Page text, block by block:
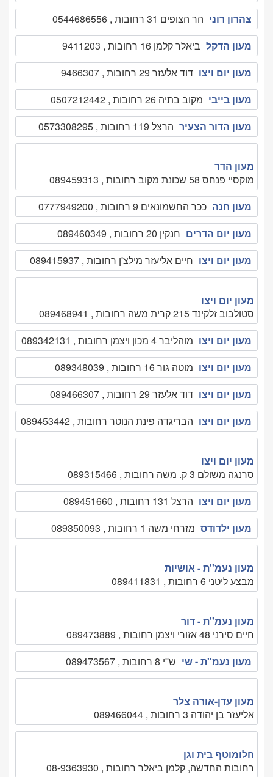
צהרון רוני הר הצופים 31 רחובות , 0544686556
מעון הדקל ביאלר קלמן 16 רחובות , 9411203
מעון יום ויצו דוד אלעזר 29 רחובות , 9466307
מעון בייבי מקוב בתיה 26 רחובות , 0507212442
מעון הדור הצעיר הרצל 119 רחובות , 0573308295
מעון הדר
מוקסיי פנחס 58 שכונת מקוב רחובות , 089459313
מעון חנה ככר החשמונאים 9 רחובות , 0777949200
מעון יום הדרים חנקין 20 רחובות , 089460349
מעון יום ויצו חיים אליעזר מילצ'ן רחובות , 089415937
מעון יום ויצו
סטולבוב זלקינד 215 קרית משה רחובות , 089468941
מעון יום ויצו מוהליבר 4 מכון ויצמן רחובות , 089342131
מעון יום ויצו מוטה גור 16 רחובות , 089348039
מעון יום ויצו דוד אלעזר 29 רחובות , 089466307
מעון יום ויצו הבריגדה פינת הנוטר רחובות , 089453442
מעון יום ויצו
סרנגה משולם 3 ק. משה רחובות , 089315466
מעון יום ויצו הרצל 131 רחובות , 089451660
מעון ילדודס מזרחי משה 1 רחובות , 089350093
מעון נעמ''ת - אושיות
מבצע ליטני 6 רחובות , 089411831
מעון נעמ''ת - דור
חיים סירני 48 אזורי ויצמן רחובות , 089473889
מעון נעמ''ת - שי ש''י 8 רחובות , 089473567
מעון עדן-אורה צלר
אליעזר בן יהודה 3 רחובות , 089466044
חלומוטף בית וגן
רחובות החדשה, קלמן ביאלר רחובות , 08-9363930